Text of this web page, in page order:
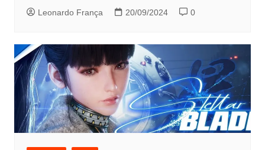
Leonardo França 20/09/2024 0